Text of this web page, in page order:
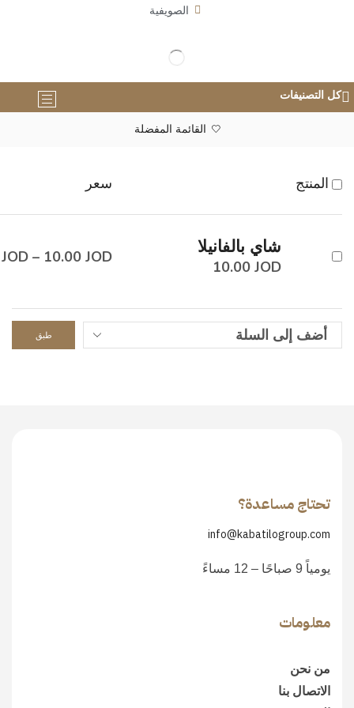
الصويفية
كل التصنيفات
القائمة المفضلة
المنتج سعر
شاي بالفانيلا
10.00 JOD
10.00JOD
–
JOD
طبق
تحتاج مساعدة؟
info@kabatilogroup.com
يومياً 9 صباحًا – 12 مساءً
معلومات
من نحن
الاتصال بنا